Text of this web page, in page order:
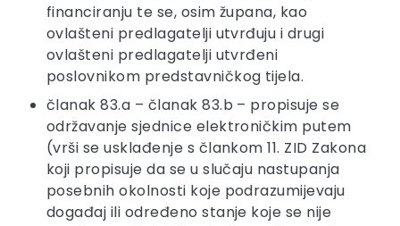
financiranju te se, osim župana, kao
ovlašteni predlagatelji utvrđuju i drugi
ovlašteni predlagatelji utvrđeni
poslovnikom predstavničkog tijela.
članak 83.a – članak 83.b – propisuje se
održavanje sjednice elektroničkim putem
(vrši se usklađenje s člankom 11. ZID Zakona
koji propisuje da se u slučaju nastupanja
posebnih okolnosti koje podrazumijevaju
događaj ili određeno stanje koje se nije